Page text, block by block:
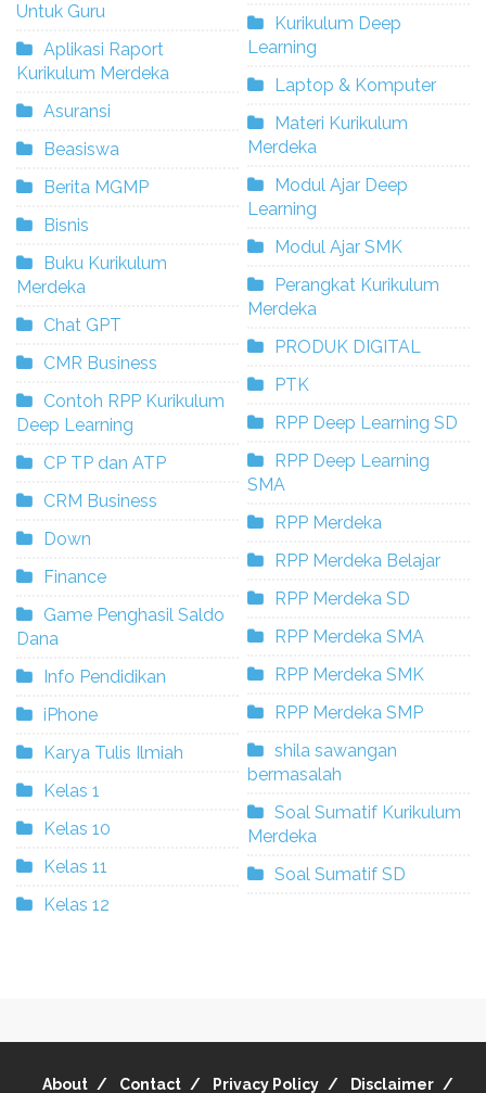
Untuk Guru
Aplikasi Raport
Kurikulum Merdeka
Asuransi
Beasiswa
Berita MGMP
Bisnis
Buku Kurikulum
Merdeka
Chat GPT
CMR Business
Contoh RPP Kurikulum
Deep Learning
CP TP dan ATP
CRM Business
Down
Finance
Game Penghasil Saldo
Dana
Info Pendidikan
iPhone
Karya Tulis Ilmiah
Kelas 1
Kelas 10
Kelas 11
Kelas 12
Kurikulum Deep
Learning
Laptop & Komputer
Materi Kurikulum
Merdeka
Modul Ajar Deep
Learning
Modul Ajar SMK
Perangkat Kurikulum
Merdeka
PRODUK DIGITAL
PTK
RPP Deep Learning SD
RPP Deep Learning
SMA
RPP Merdeka
RPP Merdeka Belajar
RPP Merdeka SD
RPP Merdeka SMA
RPP Merdeka SMK
RPP Merdeka SMP
shila sawangan
bermasalah
Soal Sumatif Kurikulum
Merdeka
Soal Sumatif SD
About Contact Privacy Policy Disclaimer